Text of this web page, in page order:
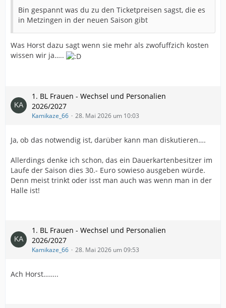
Bin gespannt was du zu den Ticketpreisen sagst, die es
in Metzingen in der neuen Saison gibt
Was Horst dazu sagt wenn sie mehr als zwofuffzich kosten
wissen wir ja…..
1. BL Frauen - Wechsel und Personalien
2026/2027
Kamikaze_66 28. Mai 2026 um 10:03
Ja, ob das notwendig ist, darüber kann man diskutieren….
Allerdings denke ich schon, das ein Dauerkartenbesitzer im
Laufe der Saison dies 30.- Euro sowieso ausgeben würde.
Denn meist trinkt oder isst man auch was wenn man in der
Halle ist!
1. BL Frauen - Wechsel und Personalien
2026/2027
Kamikaze_66 28. Mai 2026 um 09:53
Ach Horst……..